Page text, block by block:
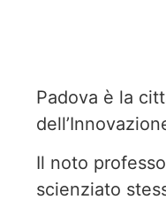
Padova è la
Il noto
scienziato